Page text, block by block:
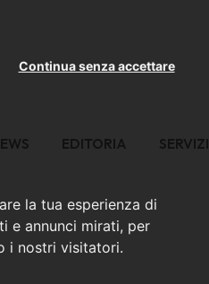
la tua esperienza di
e annunci mirati, per
i nostri visitatori.
Continua senza accettare
EDITORIA SERVIZI